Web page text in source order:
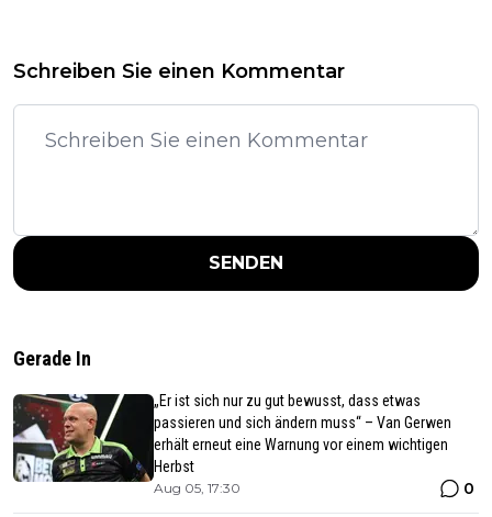
Schreiben Sie einen Kommentar
SENDEN
Gerade In
„Er ist sich nur zu gut bewusst, dass etwas
passieren und sich ändern muss“ – Van Gerwen
erhält erneut eine Warnung vor einem wichtigen
Herbst
Aug 05, 17:30 0